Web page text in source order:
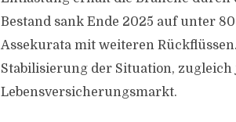
Bestand sank Ende 2025 auf unter
Assekurata mit weiteren
Stabilisierung der Situation,
Lebensversicherungsmarkt.